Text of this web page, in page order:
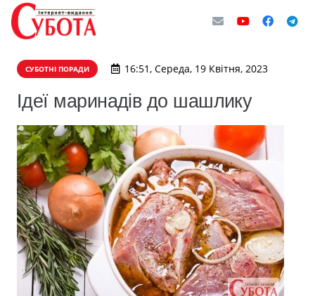
СУБОТНІ ПОРАДИ 16:51, Середа, 19 Квітня, 2023
Ідеї маринадів до шашлику